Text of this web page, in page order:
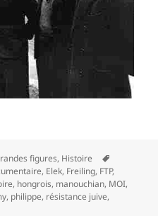
figures, Histoire
clés
, Elek, Freiling, FTP,
, hongrois, manouchian, MOI,
, philippe, résistance juive,